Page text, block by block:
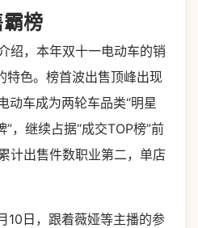
榜
绍，本年双十一电动车的销
特色。榜首波出售顶峰出现
动车成为两轮车品类“明星
”，继续占据“成交TOP榜”前
计出售件数职业第二，单店
10日，跟着薇娅等主播的参